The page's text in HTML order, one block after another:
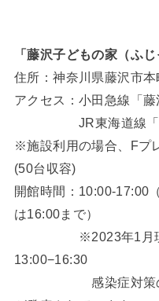
「藤沢子どもの家（ふじ
住所：神奈川県藤沢市
アクセス：小田急線「
JR東海道線「藤
※施設利用の場合、Fプ
(50台収容)
開館時間：10:00-17:00
は16:00まで）
※2023年1月現在
13:00−16:30
感染症対策のた